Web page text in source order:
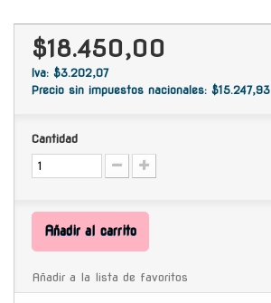
$18.450,00
Iva: $3.202,07
Precio sin impuestos nacionales: $15.247,93
Cantidad
Añadir al carrito
Añadir a la lista de favoritos